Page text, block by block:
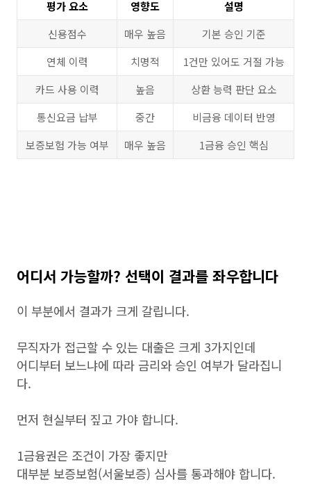
평가 요소 영향도
설명
신용점수
매우 높음
기본 승인 기준
연체 이력
치명적
1건만 있어도 거절 가능
카드 사용 이력
높음
상환 능력 판단 요소
통신요금 납부
중간
비금융 데이터 반영
보증보험 가능 여부
매우 높음 1금융 승인 핵심
어디서 가능할까? 선택이 결과를 좌우합니다
이 부분에서 결과가 크게 갈립니다.
무직자가 접근할 수 있는 대출은 크게 3가지인데
어디부터 보느냐에 따라 금리와 승인 여부가 달라집니
다.
먼저 현실부터 짚고 가야 합니다.
1금융권은 조건이 가장 좋지만
대부분 보증보험(서울보증) 심사를 통과해야 합니다.